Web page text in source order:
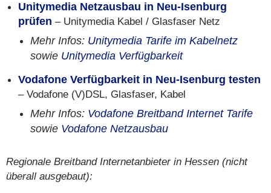
Unitymedia Netzausbau in Neu-Isenburg
prüfen – Unitymedia Kabel / Glasfaser Netz
Mehr Infos: Unitymedia Tarife im Kabelnetz
sowie Unitymedia Verfügbarkeit
Vodafone Verfügbarkeit in Neu-Isenburg testen
– Vodafone (V)DSL, Glasfaser, Kabel
Mehr Infos: Vodafone Breitband Internet Tarife
sowie Vodafone Netzausbau
Regionale Breitband Internetanbieter in Hessen (nicht
überall ausgebaut):